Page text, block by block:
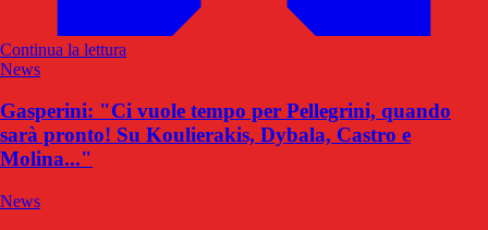
Continua la lettura
News
Gasperini: "Ci vuole tempo per Pellegrini, quando
sarà pronto! Su Koulierakis, Dybala, Castro e
Molina..."
News